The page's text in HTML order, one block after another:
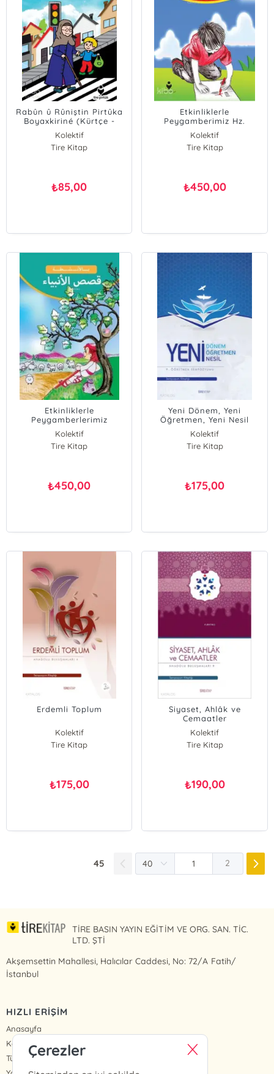
Rabûn û Rûniştin Pirtûka
Boyaxkiriné (Kürtçe -
Görgü Kuralları Boyama
Kitabı)
Kolektif
Tire Kitap
₺85,00
Etkinliklerle
Peygamberimiz Hz.
Muhammed (s.a.v)'in
Hayatı (Arapça)
Kolektif
Tire Kitap
₺450,00
Etkinliklerle
Peygamberlerimiz
(Arapça)
Kolektif
Tire Kitap
₺450,00
Yeni Dönem, Yeni
Öğretmen, Yeni Nesil
Kolektif
Tire Kitap
₺175,00
Erdemli Toplum
Kolektif
Tire Kitap
₺175,00
Siyaset, Ahlâk ve
Cemaatler
Kolektif
Tire Kitap
₺190,00
45 2
TİRE BASIN YAYIN EĞİTİM VE ORG. SAN. TİC.
LTD. ŞTİ
Akşemsettin Mahallesi, Halıcılar Caddesi, No: 72/A Fatih/
İstanbul
HIZLI ERİŞİM
Anasayfa
Kategoriler
Tüm Kitaplar
Çerezler